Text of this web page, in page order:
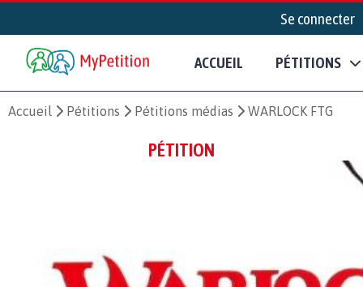
Se connecter
ACCUEIL PÉTITIONS
Accueil Pétitions Pétitions médias WARLOCK FTG
PÉTITION